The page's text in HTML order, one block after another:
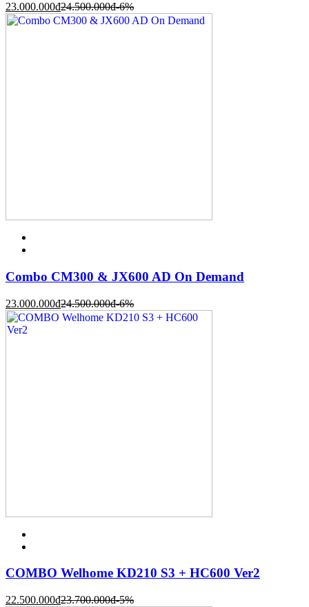
23.000.000đ24.500.000đ-6%
Combo CM300 & JX600 AD On Demand
23.000.000đ24.500.000đ-6%
COMBO Welhome KD210 S3 + HC600 Ver2
22.500.000đ23.700.000đ-5%